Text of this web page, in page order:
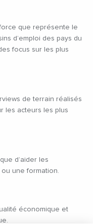
que représente le
d’emploi des pays du
focus sur les plus
de terrain réalisés
les acteurs les plus
d’aider les
une formation.
économique et